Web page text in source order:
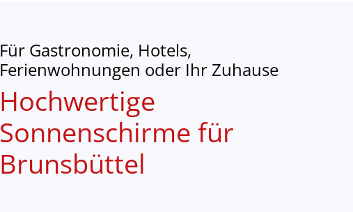
Für Gastronomie, Hotels,
Ferienwohnungen oder Ihr Zuhause
Hochwertige
Sonnenschirme für
Brunsbüttel